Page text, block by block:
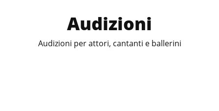
Audizioni
Audizioni per attori, cantanti e ballerini